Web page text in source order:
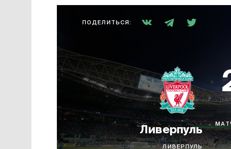
ПОДЕЛИТЬСЯ:
Ливерпуль
ЛИВЕРПУЛЬ